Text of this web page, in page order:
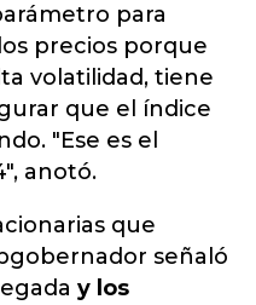
para
precios porque
volatilidad, tiene
que el índice
"Ese es el
anotó.
que
señaló
y los